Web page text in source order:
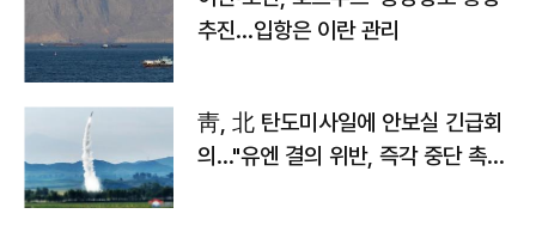
추진…입항은 이란 관리
靑, 北 탄도미사일에 안보실 긴급회
의…"유엔 결의 위반, 즉각 중단 촉